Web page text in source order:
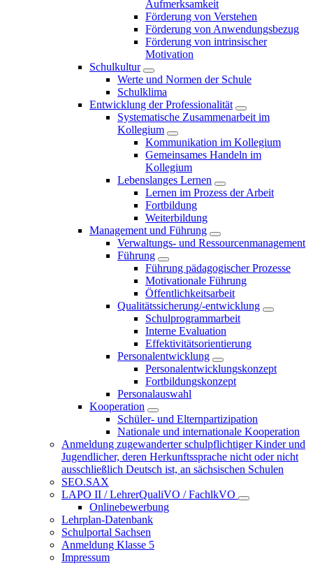
Aufmerksamkeit
Förderung von Verstehen
Förderung von Anwendungsbezug
Förderung von intrinsischer
Motivation
Schulkultur
Werte und Normen der Schule
Schulklima
Entwicklung der Professionalität
Systematische Zusammenarbeit im
Kollegium
Kommunikation im Kollegium
Gemeinsames Handeln im
Kollegium
Lebenslanges Lernen
Lernen im Prozess der Arbeit
Fortbildung
Weiterbildung
Management und Führung
Verwaltungs- und Ressourcenmanagement
Führung
Führung pädagogischer Prozesse
Motivationale Führung
Öffentlichkeitsarbeit
Qualitätssicherung/-entwicklung
Schulprogrammarbeit
Interne Evaluation
Effektivitätsorientierung
Personalentwicklung
Personalentwicklungskonzept
Fortbildungskonzept
Personalauswahl
Kooperation
Schüler- und Elternpartizipation
Nationale und internationale Kooperation
Anmeldung zugewanderter schulpflichtiger Kinder und
Jugendlicher, deren Herkunftssprache nicht oder nicht
ausschließlich Deutsch ist, an sächsischen Schulen
SEO.SAX
LAPO II / LehrerQualiVO / FachlkVO
Onlinebewerbung
Lehrplan-Datenbank
Schulportal Sachsen
Anmeldung Klasse 5
Impressum